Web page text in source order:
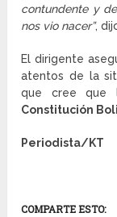
contundente y
nos vio nacer”,
El dirigente
atentos de la
que cree que
Constitución
Periodista/KT
COMPARTE ESTO: